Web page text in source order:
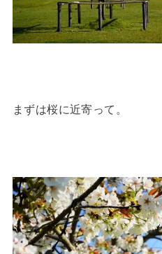
まずは桜に近寄って。